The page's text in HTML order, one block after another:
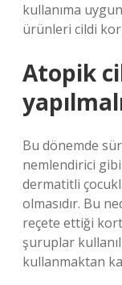
kullanıma
ürünleri cildi
Atopik
Bu dönemde
nemlendirici
dermatitli
olmasıdır. Bu
reçete ettiği
şuruplar
kullanmaktan